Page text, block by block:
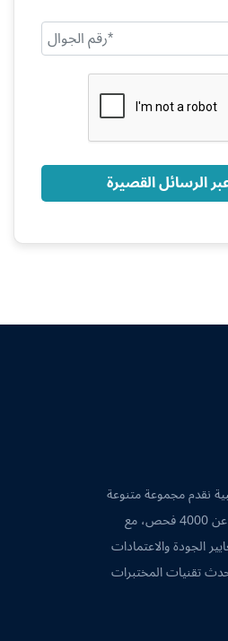
الرسائل القصيرة
نقدم مجموعة متنوعة
من الفحوصات والتي تزيد عددها عن 4000 فحص، مع
الجودة والاعتمادات
تقنيات المختبرات